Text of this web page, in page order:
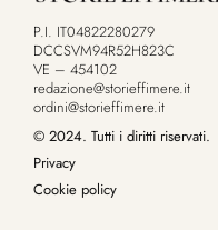
P.I. IT04822280279
DCCSVM94R52H823C
VE – 454102
redazione@storieffimere.it
ordini@storieffimere.it
© 2024. Tutti i diritti riservati.
Privacy
Cookie policy